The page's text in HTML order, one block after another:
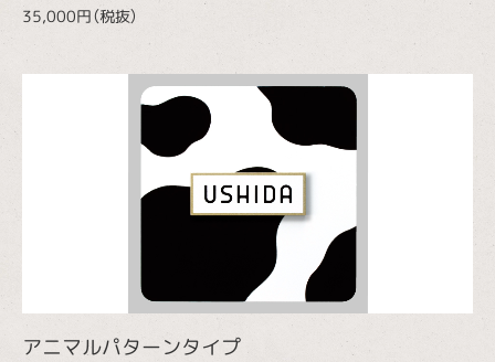
35,000円（税抜）
アニマルパターンタイプ